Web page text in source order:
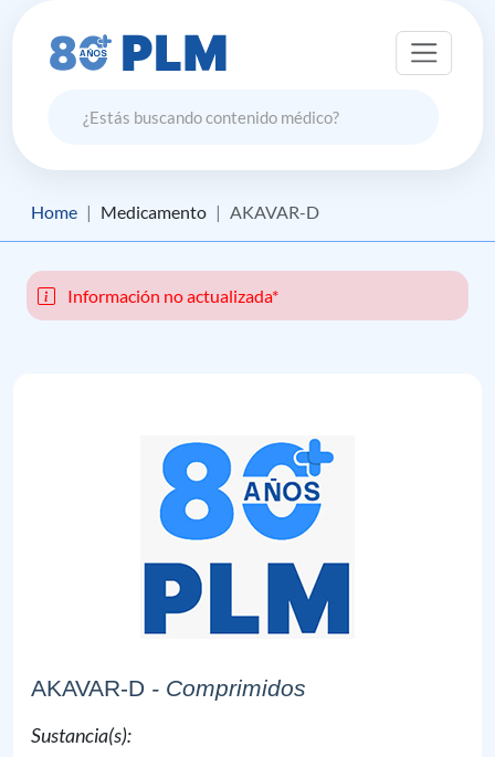
Home Medicamento AKAVAR-D
Información no actualizada*
AKAVAR-D - Comprimidos
Sustancia(s):